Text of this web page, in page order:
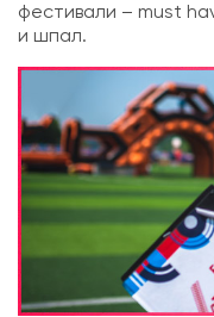
фестивали – must
и шпал.